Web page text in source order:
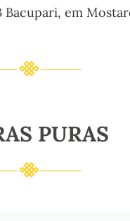
em
PURAS